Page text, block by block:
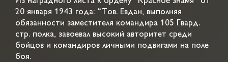
20 января 1943 года: “Тов. Евдан, выполняя
обязанности заместителя командира 105 Гвард.
стр. полка, завоевал высокий авторитет среди
бойцов и командиров личными подвигами на поле
боя.